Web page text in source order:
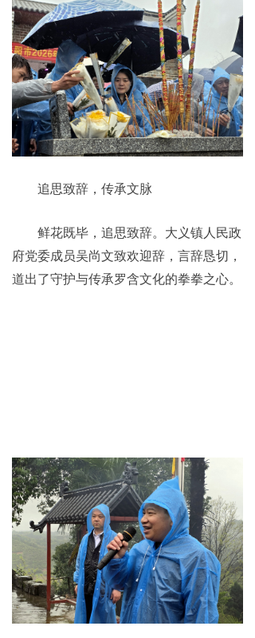
追思致辞，传承文脉
鲜花既毕，追思致辞。大义镇人民政
府党委成员吴尚文致欢迎辞，言辞恳切，
道出了守护与传承罗含文化的拳拳之心。